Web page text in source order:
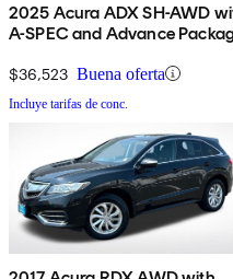
2025 Acura ADX SH-AWD
A-SPEC and Advance
$36,523 Buena oferta
Incluye tarifas de conc.